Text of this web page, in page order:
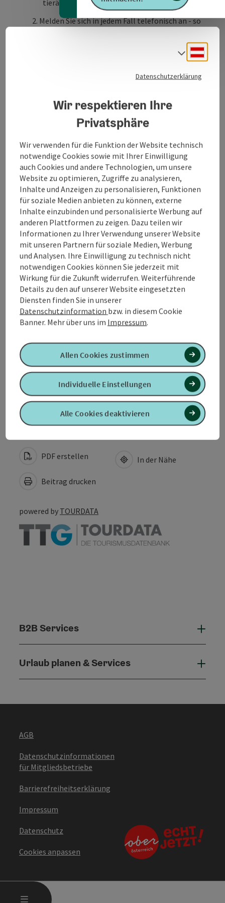
MENÜ
tierärztliche Behandlung!
Melden Sie sich in jedem Fall telefonisch an - so
Bringen Sie Wichtige Unterlagen mit:
Laborbefunde, Röntgenaufnahmen,
Ultraschallbefunde, Mikrochip-Nummer etc.
sind von unseren Stammkunden bei uns
gespeichert.
Wenn sie Neukunde sind, bringen ...
Beschreibung vollständig anzeigen
Kontakt
Öffnungszeiten
Eignung
Barrierefreiheit
PDF erstellen
Beitrag drucken
In der Nähe
powered by TOURDATA
B2B Services
Urlaub planen & Services
AGB
Datenschutzinformationen
für Mitgliedsbetriebe
Barrierefreiheitserklärung
Impressum
Datenschutz
Cookies anpassen
Datenschutzerklärung
Wir respektieren Ihre
Privatsphäre
Wir verwenden für die Funktion der Website technisch
notwendige Cookies sowie mit Ihrer Einwilligung
auch Cookies und andere Technologien, um unsere
Website zu optimieren, Zugriffe zu analysieren,
Inhalte und Anzeigen zu personalisieren, Funktionen
für soziale Medien anbieten zu können, externe
Inhalte einzubinden und personalisierte Werbung auf
anderen Plattformen zu zeigen. Dazu teilen wir
Informationen zu Ihrer Verwendung unserer Website
mit unseren Partnern für soziale Medien, Werbung
und Analysen. Ihre Einwilligung zu technisch nicht
notwendigen Cookies können Sie jederzeit mit
Wirkung für die Zukunft widerrufen. Weiterführende
Details zu den auf unserer Website eingesetzten
Diensten finden Sie in unserer
Datenschutzinformation bzw. in diesem Cookie
Banner. Mehr über uns im Impressum.
Alle Cookies deaktivieren
Individuelle Einstellungen
Allen Cookies zustimmen